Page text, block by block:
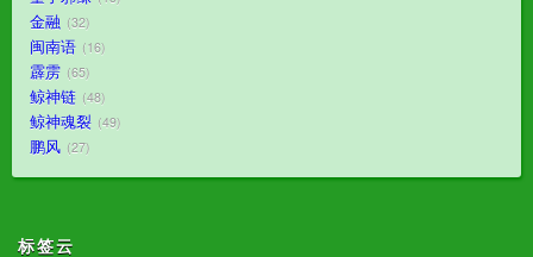
金融 32
闽南语 16
霹雳 65
鲸神链 48
鲸神魂裂 49
鹏风 27
标签云